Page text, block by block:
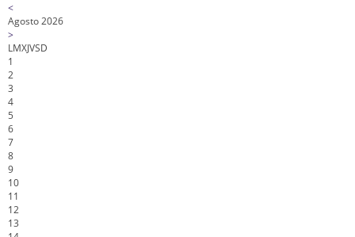
<
Agosto 2026
>
LMXJVSD
1
2
3
4
5
6
7
8
9
10
11
12
13